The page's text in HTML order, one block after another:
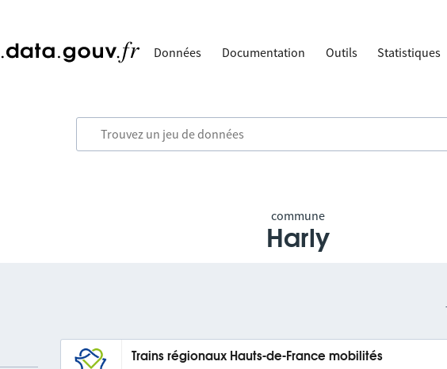
Données Documentation Outils Statistiques
commune
Harly
Trains régionaux Hauts-de-France mobilités